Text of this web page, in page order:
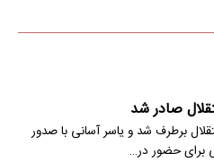
صادر شد
برطرف شد و یاسر آسانی با صدور
برای حضور در…